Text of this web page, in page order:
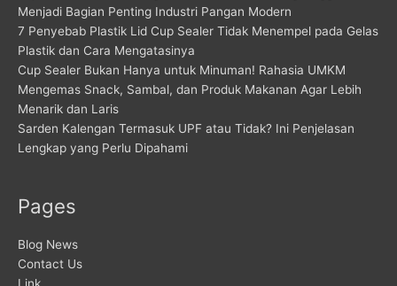
Menjadi Bagian Penting Industri Pangan Modern
7 Penyebab Plastik Lid Cup Sealer Tidak Menempel pada Gelas
Plastik dan Cara Mengatasinya
Cup Sealer Bukan Hanya untuk Minuman! Rahasia UMKM
Mengemas Snack, Sambal, dan Produk Makanan Agar Lebih
Menarik dan Laris
Sarden Kalengan Termasuk UPF atau Tidak? Ini Penjelasan
Lengkap yang Perlu Dipahami
Pages
Blog News
Contact Us
Link